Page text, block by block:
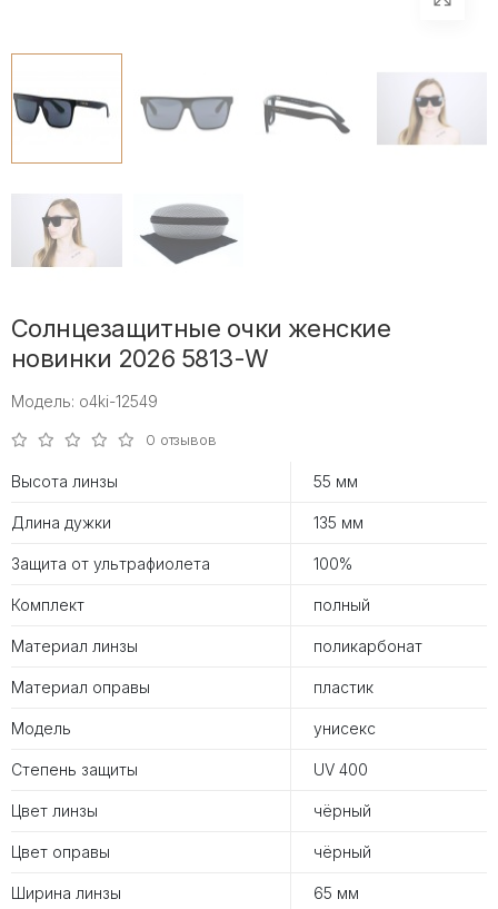
Солнцезащитные очки женские
новинки 2026 5813-W
Модель: o4ki-12549
0 отзывов
Высота линзы 55 мм
Длина дужки 135 мм
Защита от ультрафиолета 100%
Комплект полный
Материал линзы поликарбонат
Материал оправы пластик
Модель унисекс
Степень защиты UV 400
Цвет линзы чёрный
Цвет оправы чёрный
Ширина линзы 65 мм